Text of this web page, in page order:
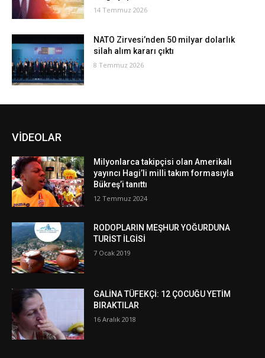
14 Temmuz 2026
NATO Zirvesi’nden 50 milyar dolarlık
silah alım kararı çıktı
8 Temmuz 2026
VİDEOLAR
Milyonlarca takipçisi olan Amerikalı
yayıncı Hagi’li milli takım formasıyla
Bükreş’i tanıttı
12 Temmuz 2024
RODOPLARIN MEŞHUR YOĞURDUNA
TURİST İLGİSİ
7 Ocak 2019
GALİNA TÜFEKÇİ: 12 ÇOCUĞU YETİM
BIRAKTILAR
16 Aralık 2018